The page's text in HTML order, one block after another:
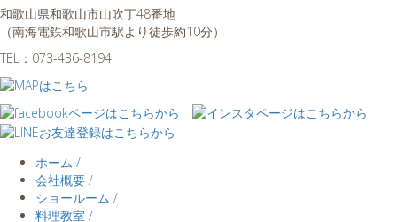
和歌山県和歌山市山吹丁48番地
（南海電鉄和歌山市駅より徒歩約10分）
TEL： 073-436-8194
ホーム /
会社概要 /
ショールーム /
料理教室 /